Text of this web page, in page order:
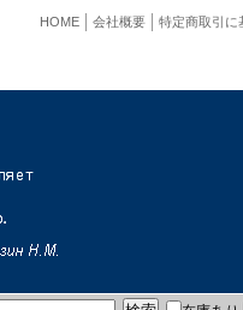
特定商取引に
会社概要
HOME